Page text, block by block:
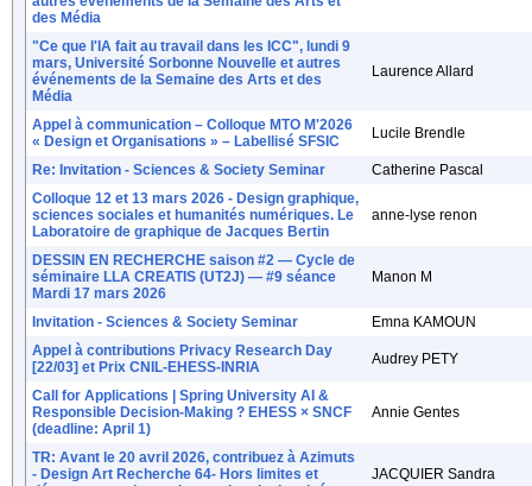
des Média
"Ce que l'IA fait au travail dans les ICC", lundi 9
mars, Université Sorbonne Nouvelle et autres
événements de la Semaine des Arts et des
Média
Laurence Allard
Appel à communication – Colloque MTO M'2026
« Design et Organisations » – Labellisé SFSIC
Lucile Brendle
Re: Invitation - Sciences & Society Seminar
Catherine Pascal
Colloque 12 et 13 mars 2026 - Design graphique,
sciences sociales et humanités numériques. Le
Laboratoire de graphique de Jacques Bertin
anne-lyse renon
DESSIN EN RECHERCHE saison #2 — Cycle de
séminaire LLA CREATIS (UT2J) — #9 séance
Mardi 17 mars 2026
Manon M
Invitation - Sciences & Society Seminar
Emna KAMOUN
Appel à contributions Privacy Research Day
[22/03] et Prix CNIL-EHESS-INRIA
Audrey PETY
Call for Applications | Spring University AI &
Responsible Decision-Making ? EHESS × SNCF
(deadline: April 1)
Annie Gentes
TR: Avant le 20 avril 2026, contribuez à Azimuts
- Design Art Recherche 64- Hors limites et
JACQUIER Sandra